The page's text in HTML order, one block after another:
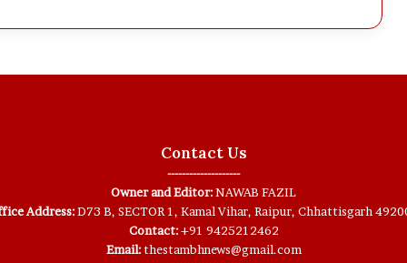
Contact Us
--------------------
Owner and Editor:NAWAB FAZIL
Address:D73 B, SECTOR 1, Kamal Vihar, Raipur, Chhattisgarh
Contact:+91 9425212462
Email:thestambhnews@gmail.com